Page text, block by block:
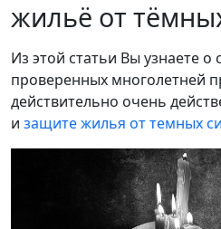
жильё от
Из этой статьи Вы узнаете о
проверенных многолетней
действительно очень
и защите жилья от темных